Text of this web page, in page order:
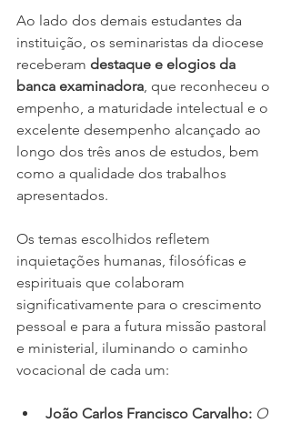
Ao lado dos demais estudantes da
instituição, os seminaristas da diocese
receberam destaque e elogios da
banca examinadora, que reconheceu o
empenho, a maturidade intelectual e o
excelente desempenho alcançado ao
longo dos três anos de estudos, bem
como a qualidade dos trabalhos
apresentados.
Os temas escolhidos refletem
inquietações humanas, filosóficas e
espirituais que colaboram
significativamente para o crescimento
pessoal e para a futura missão pastoral
e ministerial, iluminando o caminho
vocacional de cada um:
João Carlos Francisco Carvalho: O